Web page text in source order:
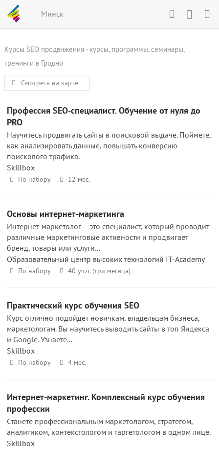
Минск
Курсы SEO продвижения - курсы, программы, семинары,
тренинги в Гродно
Смотреть на карте
Профессия SEO-специалист. Обучение от нуля до
PRO
Научитесь продвигать сайты в поисковой выдаче. Поймете,
как анализировать данные, повышать конверсию
поискового трафика.
Skillbox
По набору 12 мес.
Основы интернет-маркетинга
Интернет-маркетолог – это специалист, который проводит
различные маркетинговые активности и продвигает
бренд, товары или услуги...
Образовательный центр высоких технологий IT-Academy
По набору 40 уч.ч. (три месяца)
Практический курс обучения SEO
Курс отлично подойдет новичкам, владельцам бизнеса,
маркетологам. Вы научитесь выводить сайты в топ Яндекса
и Google. Узнаете...
Skillbox
По набору 4 мес.
Интернет-маркетинг. Комплексный курс обучения
профессии
Станете профессиональным маркетологом, стратегом,
аналитиком, контекстологом и таргетологом в одном лице.
Skillbox